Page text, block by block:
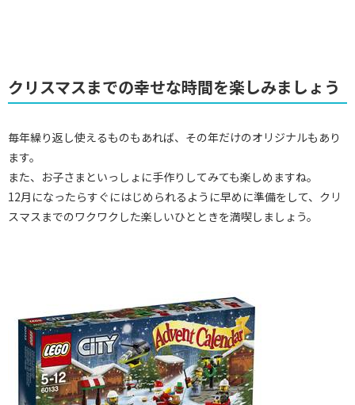
クリスマスまでの幸せな時間を楽しみましょう
毎年繰り返し使えるものもあれば、その年だけのオリジナルもあり
ます。
また、お子さまといっしょに手作りしてみても楽しめますね。
12月になったらすぐにはじめられるように早めに準備をして、クリ
スマスまでのワクワクした楽しいひとときを満喫しましょう。